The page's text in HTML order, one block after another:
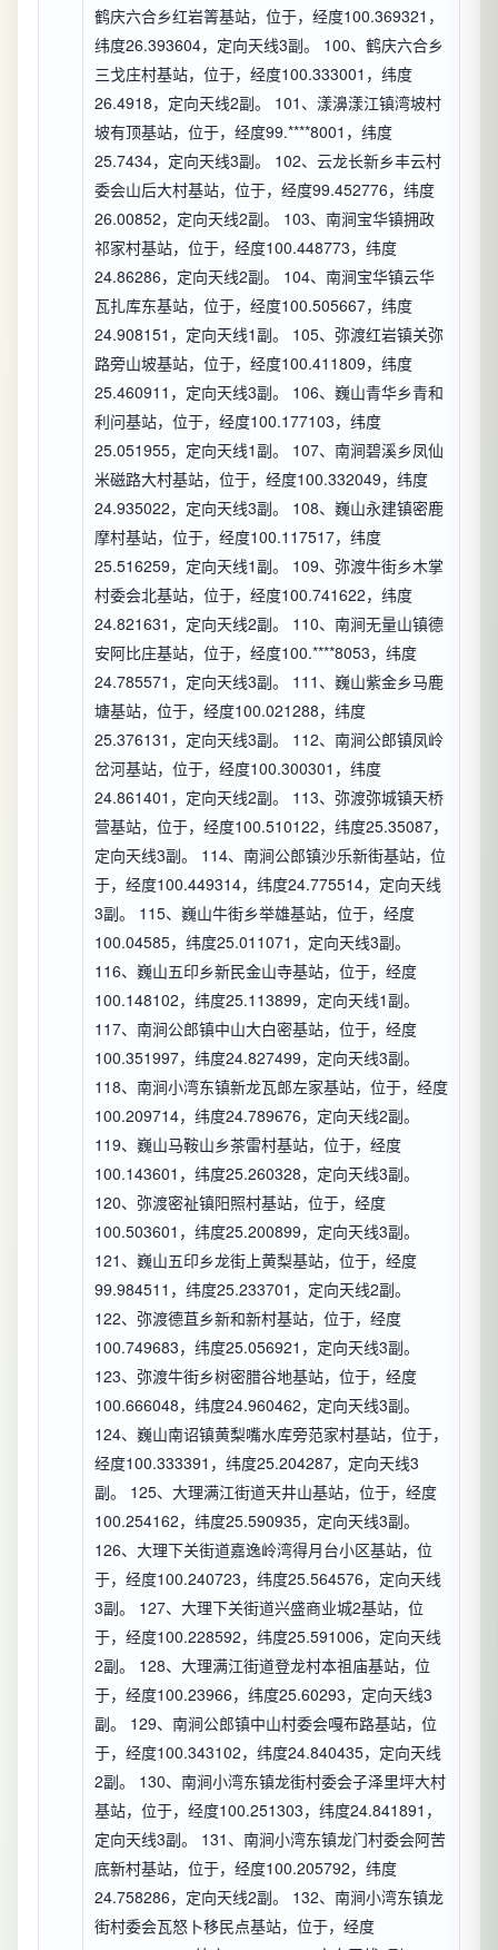
鹤庆六合乡红岩箐基站，位于，经度100.369321，
纬度26.393604，定向天线3副。 100、鹤庆六合乡
三戈庄村基站，位于，经度100.333001，纬度
26.4918，定向天线2副。 101、漾濞漾江镇湾坡村
坡有顶基站，位于，经度99.****8001，纬度
25.7434，定向天线3副。 102、云龙长新乡丰云村
委会山后大村基站，位于，经度99.452776，纬度
26.00852，定向天线2副。 103、南涧宝华镇拥政
祁家村基站，位于，经度100.448773，纬度
24.86286，定向天线2副。 104、南涧宝华镇云华
瓦扎库东基站，位于，经度100.505667，纬度
24.908151，定向天线1副。 105、弥渡红岩镇关弥
路旁山坡基站，位于，经度100.411809，纬度
25.460911，定向天线3副。 106、巍山青华乡青和
利问基站，位于，经度100.177103，纬度
25.051955，定向天线1副。 107、南涧碧溪乡凤仙
米磁路大村基站，位于，经度100.332049，纬度
24.935022，定向天线3副。 108、巍山永建镇密鹿
摩村基站，位于，经度100.117517，纬度
25.516259，定向天线1副。 109、弥渡牛街乡木掌
村委会北基站，位于，经度100.741622，纬度
24.821631，定向天线2副。 110、南涧无量山镇德
安阿比庄基站，位于，经度100.****8053，纬度
24.785571，定向天线3副。 111、巍山紫金乡马鹿
塘基站，位于，经度100.021288，纬度
25.376131，定向天线3副。 112、南涧公郎镇凤岭
岔河基站，位于，经度100.300301，纬度
24.861401，定向天线2副。 113、弥渡弥城镇天桥
营基站，位于，经度100.510122，纬度25.35087，
定向天线3副。 114、南涧公郎镇沙乐新街基站，位
于，经度100.449314，纬度24.775514，定向天线
3副。 115、巍山牛街乡举雄基站，位于，经度
100.04585，纬度25.011071，定向天线3副。
116、巍山五印乡新民金山寺基站，位于，经度
100.148102，纬度25.113899，定向天线1副。
117、南涧公郎镇中山大白密基站，位于，经度
100.351997，纬度24.827499，定向天线3副。
118、南涧小湾东镇新龙瓦郎左家基站，位于，经度
100.209714，纬度24.789676，定向天线2副。
119、巍山马鞍山乡茶雷村基站，位于，经度
100.143601，纬度25.260328，定向天线3副。
120、弥渡密祉镇阳照村基站，位于，经度
100.503601，纬度25.200899，定向天线3副。
121、巍山五印乡龙街上黄梨基站，位于，经度
99.984511，纬度25.233701，定向天线2副。
122、弥渡德苴乡新和新村基站，位于，经度
100.749683，纬度25.056921，定向天线3副。
123、弥渡牛街乡树密腊谷地基站，位于，经度
100.666048，纬度24.960462，定向天线3副。
124、巍山南诏镇黄梨嘴水库旁范家村基站，位于，
经度100.333391，纬度25.204287，定向天线3
副。 125、大理满江街道天井山基站，位于，经度
100.254162，纬度25.590935，定向天线3副。
126、大理下关街道嘉逸岭湾得月台小区基站，位
于，经度100.240723，纬度25.564576，定向天线
3副。 127、大理下关街道兴盛商业城2基站，位
于，经度100.228592，纬度25.591006，定向天线
2副。 128、大理满江街道登龙村本祖庙基站，位
于，经度100.23966，纬度25.60293，定向天线3
副。 129、南涧公郎镇中山村委会嘎布路基站，位
于，经度100.343102，纬度24.840435，定向天线
2副。 130、南涧小湾东镇龙街村委会子泽里坪大村
基站，位于，经度100.251303，纬度24.841891，
定向天线3副。 131、南涧小湾东镇龙门村委会阿苦
底新村基站，位于，经度100.205792，纬度
24.758286，定向天线2副。 132、南涧小湾东镇龙
街村委会瓦怒卜移民点基站，位于，经度